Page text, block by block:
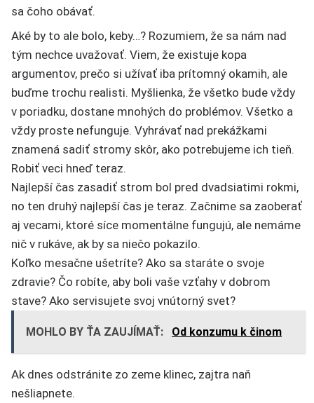
sa čoho obávať.
Aké by to ale bolo, keby…? Rozumiem, že sa nám nad
tým nechce uvažovať. Viem, že existuje kopa
argumentov, prečo si užívať iba prítomný okamih, ale
buďme trochu realisti. Myšlienka, že všetko bude vždy
v poriadku, dostane mnohých do problémov. Všetko a
vždy proste nefunguje. Vyhrávať nad prekážkami
znamená sadiť stromy skôr, ako potrebujeme ich tieň.
Robiť veci hneď teraz.
Najlepší čas zasadiť strom bol pred dvadsiatimi rokmi,
no ten druhý najlepší čas je teraz. Začnime sa zaoberať
aj vecami, ktoré síce momentálne fungujú, ale nemáme
nič v rukáve, ak by sa niečo pokazilo.
Koľko mesačne ušetríte? Ako sa staráte o svoje
zdravie? Čo robíte, aby boli vaše vzťahy v dobrom
stave? Ako servisujete svoj vnútorný svet?
MOHLO BY ŤA ZAUJÍMAŤ: Od konzumu k činom
Ak dnes odstránite zo zeme klinec, zajtra naň
nešliapnete.